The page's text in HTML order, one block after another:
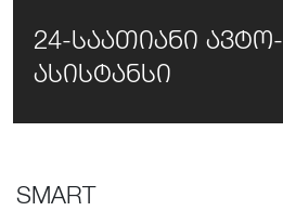
24-საათიანი ავტო-
ასისტანსი
SMART